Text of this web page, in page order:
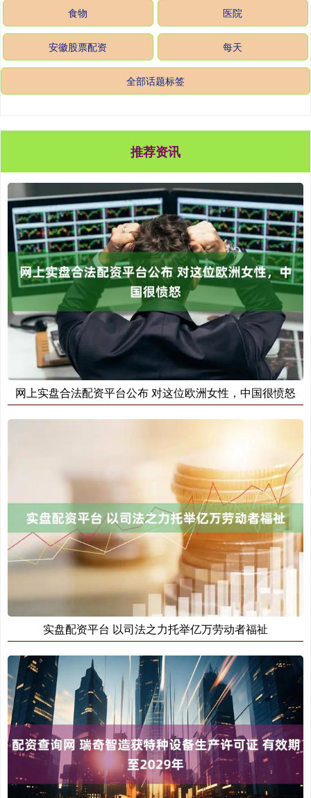
食物 医院
安徽股票配资 每天
全部话题标签
推荐资讯
网上实盘合法配资平台公布 对这位欧洲女性，中国很愤怒
实盘配资平台 以司法之力托举亿万劳动者福祉